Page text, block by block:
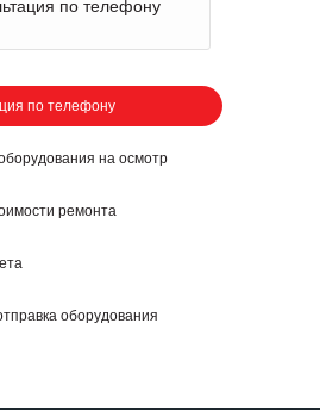
по телефону
по телефону
на осмотр
ремонта
оборудования